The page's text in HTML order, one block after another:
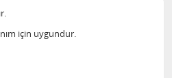
için uygundur.